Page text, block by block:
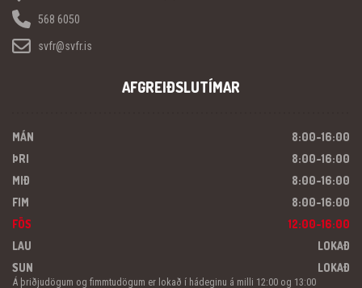
568 6050
svfr@svfr.is
AFGREIÐSLUTÍMAR
MÁN
8:00-16:00
ÞRI
8:00-16:00
MIÐ
8:00-16:00
FIM
8:00-16:00
FÖS
12:00-16:00
LAU
LOKAÐ
SUN
LOKAÐ
Á þriðjudögum og fimmtudögum er lokað í hádeginu á milli 12:00 og 13:00